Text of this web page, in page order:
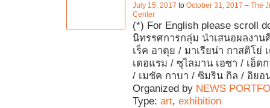
July 15, 2017 to October 31, 2017 – The
Center
(*) For English please scroll
นิทรรศการกลุ่ม นำเสนอผลงาน
เร็ค อาตุย / มาเรียน่า กาสติโย่
เดอแรม / ซุไลมาน เอซา / เอ็ด
/ เมชัค กาบา / ซิมริน กิล / อิยอ
Organized by NEWS
Type: art, exhibition